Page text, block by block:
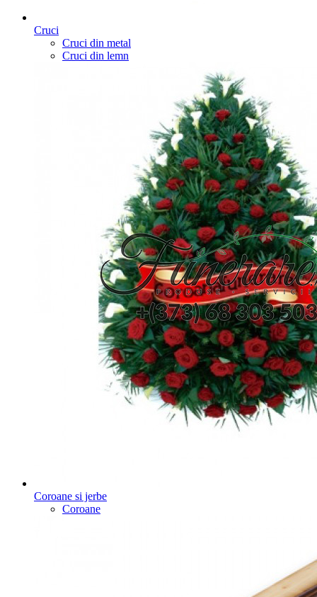
Cruci
Cruci din metal
Cruci din lemn
Coroane si jerbe
Coroane